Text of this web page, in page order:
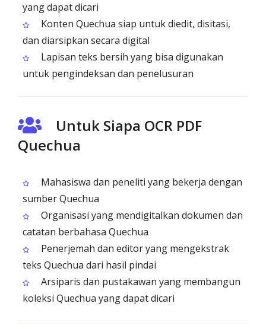
yang dapat dicari
Konten Quechua siap untuk diedit, disitasi,
dan diarsipkan secara digital
Lapisan teks bersih yang bisa digunakan
untuk pengindeksan dan penelusuran
Untuk Siapa OCR PDF
Quechua
Mahasiswa dan peneliti yang bekerja dengan
sumber Quechua
Organisasi yang mendigitalkan dokumen dan
catatan berbahasa Quechua
Penerjemah dan editor yang mengekstrak
teks Quechua dari hasil pindai
Arsiparis dan pustakawan yang membangun
koleksi Quechua yang dapat dicari